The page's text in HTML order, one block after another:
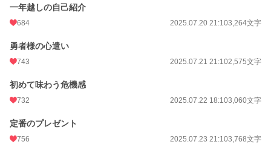
一年越しの自己紹介
684 2025.07.20 21:103,264文字
勇者様の心遣い
743 2025.07.21 21:102,575文字
初めて味わう危機感
732 2025.07.22 18:103,060文字
定番のプレゼント
756 2025.07.23 21:103,768文字